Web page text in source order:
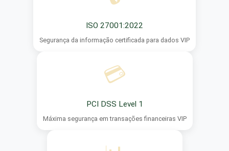
ISO 27001:2022
Segurança da informação certificada para dados VIP
💳
PCI DSS Level 1
Máxima segurança em transações financeiras VIP